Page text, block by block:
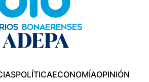
POLÍTICAECONOMÍAOPINIÓN